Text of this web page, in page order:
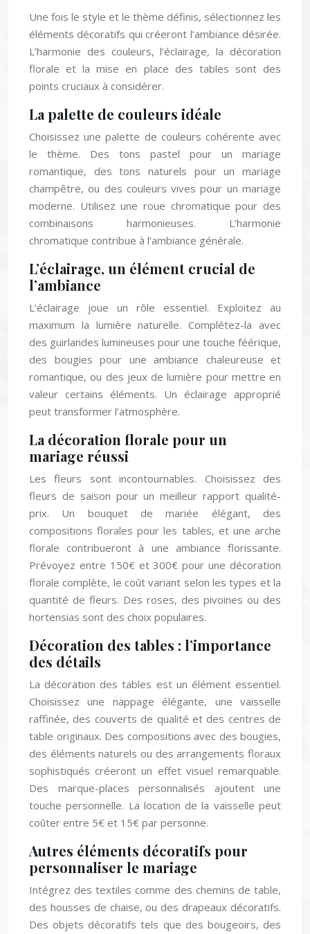
Une fois le style et le thème définis, sélectionnez les
éléments décoratifs qui créeront l’ambiance désirée.
L’harmonie des couleurs, l’éclairage, la décoration
florale et la mise en place des tables sont des
points cruciaux à considérer.
La palette de couleurs idéale
Choisissez une palette de couleurs cohérente avec
le thème. Des tons pastel pour un mariage
romantique, des tons naturels pour un mariage
champêtre, ou des couleurs vives pour un mariage
moderne. Utilisez une roue chromatique pour des
combinaisons harmonieuses. L’harmonie
chromatique contribue à l’ambiance générale.
L’éclairage, un élément crucial de
l’ambiance
L’éclairage joue un rôle essentiel. Exploitez au
maximum la lumière naturelle. Complétez-la avec
des guirlandes lumineuses pour une touche féérique,
des bougies pour une ambiance chaleureuse et
romantique, ou des jeux de lumière pour mettre en
valeur certains éléments. Un éclairage approprié
peut transformer l’atmosphère.
La décoration florale pour un
mariage réussi
Les fleurs sont incontournables. Choisissez des
fleurs de saison pour un meilleur rapport qualité-
prix. Un bouquet de mariée élégant, des
compositions florales pour les tables, et une arche
florale contribueront à une ambiance florissante.
Prévoyez entre 150€ et 300€ pour une décoration
florale complète, le coût variant selon les types et la
quantité de fleurs. Des roses, des pivoines ou des
hortensias sont des choix populaires.
Décoration des tables : l’importance
des détails
La décoration des tables est un élément essentiel.
Choisissez une nappage élégante, une vaisselle
raffinée, des couverts de qualité et des centres de
table originaux. Des compositions avec des bougies,
des éléments naturels ou des arrangements floraux
sophistiqués créeront un effet visuel remarquable.
Des marque-places personnalisés ajoutent une
touche personnelle. La location de la vaisselle peut
coûter entre 5€ et 15€ par personne.
Autres éléments décoratifs pour
personnaliser le mariage
Intégrez des textiles comme des chemins de table,
des housses de chaise, ou des drapeaux décoratifs.
Des objets décoratifs tels que des bougeoirs, des